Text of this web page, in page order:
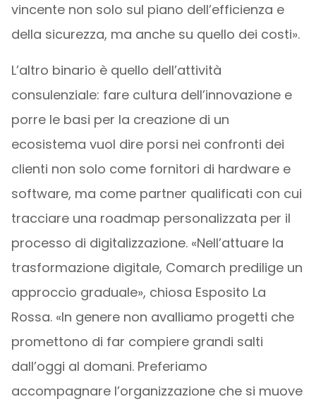
vincente non solo sul piano dell’efficienza e
della sicurezza, ma anche su quello dei costi».
L’altro binario è quello dell’attività
consulenziale: fare cultura dell’innovazione e
porre le basi per la creazione di un
ecosistema vuol dire porsi nei confronti dei
clienti non solo come fornitori di hardware e
software, ma come partner qualificati con cui
tracciare una roadmap personalizzata per il
processo di digitalizzazione. «Nell’attuare la
trasformazione digitale, Comarch predilige un
approccio graduale», chiosa Esposito La
Rossa. «In genere non avalliamo progetti che
promettono di far compiere grandi salti
dall’oggi al domani. Preferiamo
accompagnare l’organizzazione che si muove